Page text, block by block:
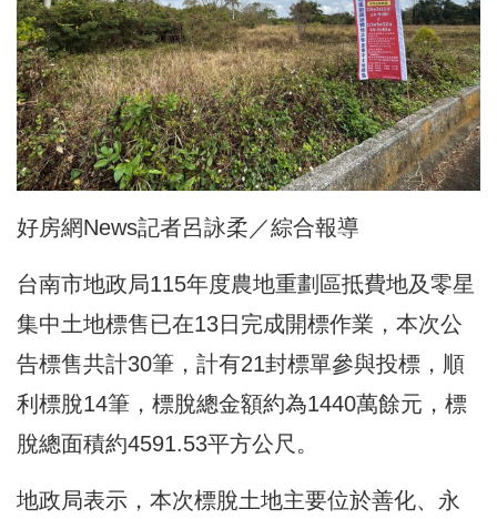
好房網News記者呂詠柔／綜合報導
台南市地政局115年度農地重劃區抵費地及零星
集中土地標售已在13日完成開標作業，本次公
告標售共計30筆，計有21封標單參與投標，順
利標脫14筆，標脫總金額約為1440萬餘元，標
脫總面積約4591.53平方公尺。
地政局表示，本次標脫土地主要位於善化、永